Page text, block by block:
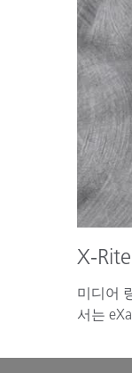
X-
미디어
서는